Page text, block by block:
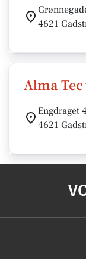
4621
Alma
Engdraget 4
4621